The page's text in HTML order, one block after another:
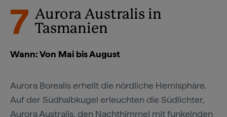
7 Aurora Australis in
Tasmanien
Wann: Von Mai bis August
Aurora Borealis erhellt die nördliche Hemisphäre.
Auf der Südhalbkugel erleuchten die Südlichter,
Aurora Australis, den Nachthimmel mit funkelnden